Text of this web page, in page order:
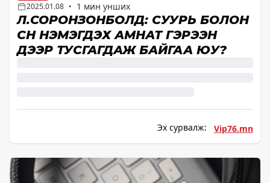
2025.01.08 • 1 мин унших
Л.СОРОНЗОНБОЛД: СУУРЬ БОЛОН
ӨСӨН НЭМЭГДЭХ АМНАТ ГЭРЭЭН
ДЭЭР ТУСГАГДАЖ БАЙГАА ЮУ?
Эх сурвалж: Vip76.mn